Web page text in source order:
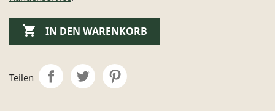
 IN DEN WARENKORB
Teilen